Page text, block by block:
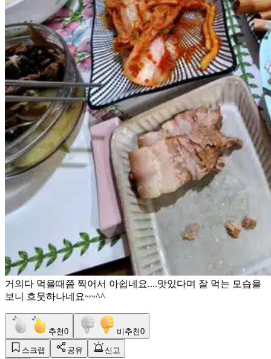
거의다 먹을때쯤 찍어서 아쉽네요....맛있다며 잘 먹는 모습을
보니 흐뭇하나네요~~^^
추천0 비추천0
스크랩 공유
신고